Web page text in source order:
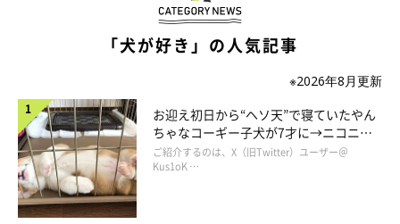
「犬が好き」の人気記事
※2026年8月更新
お迎え初日から“ヘソ天”で寝ていたやん
ちゃなコーギー子犬が7才に→ニコニ
コ“コーギースマイル”が魅力のコに成
長！
ご紹介するのは、X（旧Twitter）ユーザー＠
Kus1oK …